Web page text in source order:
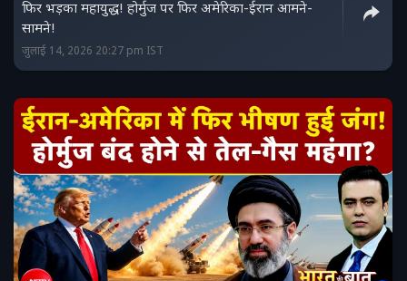
फिर भड़का महायुद्ध! होर्मुज पर फिर अमेरिका-ईरान आमने-
सामने!
जुलाई 14, 2026 20:27 pm IST